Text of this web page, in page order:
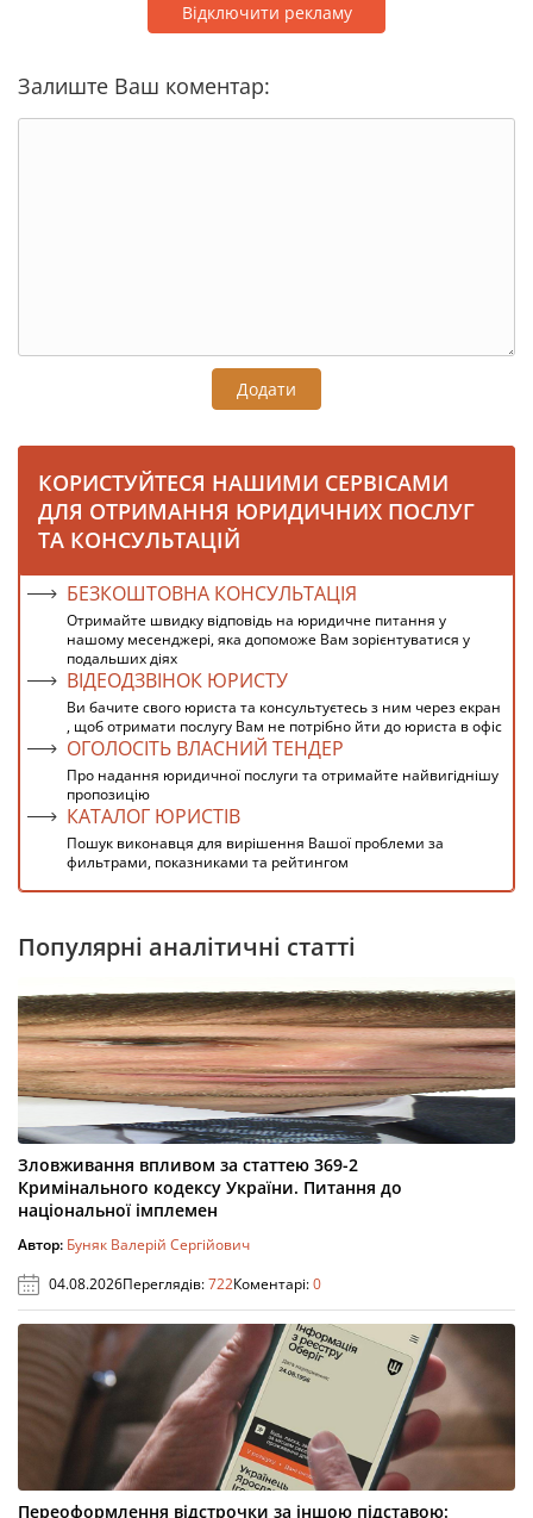
Відключити рекламу
Залиште Ваш коментар:
Додати
КОРИСТУЙТЕСЯ НАШИМИ СЕРВІСАМИ
ДЛЯ ОТРИМАННЯ ЮРИДИЧНИХ ПОСЛУГ
ТА КОНСУЛЬТАЦІЙ
БЕЗКОШТОВНА КОНСУЛЬТАЦІЯ
Отримайте швидку відповідь на юридичне питання у
нашому месенджері, яка допоможе Вам зорієнтуватися у
подальших діях
ВІДЕОДЗВІНОК ЮРИСТУ
Ви бачите свого юриста та консультуєтесь з ним через екран
, щоб отримати послугу Вам не потрібно йти до юриста в офіс
ОГОЛОСІТЬ ВЛАСНИЙ ТЕНДЕР
Про надання юридичної послуги та отримайте найвигіднішу
пропозицію
КАТАЛОГ ЮРИСТІВ
Пошук виконавця для вирішення Вашої проблеми за
фильтрами, показниками та рейтингом
Популярні аналітичні статті
Зловживання впливом за статтею 369-2
Кримінального кодексу України. Питання до
національної імплемен
Автор: Буняк Валерій Сергійович
04.08.2026Переглядів:722Коментарі:0
Переоформлення відстрочки за іншою підставою: